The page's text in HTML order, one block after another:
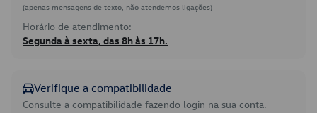
(apenas mensagens de texto, não atendemos ligações)
Horário de atendimento:
Segunda à sexta, das 8h às 17h.
Verifique a compatibilidade
Consulte a compatibilidade fazendo login na sua conta.